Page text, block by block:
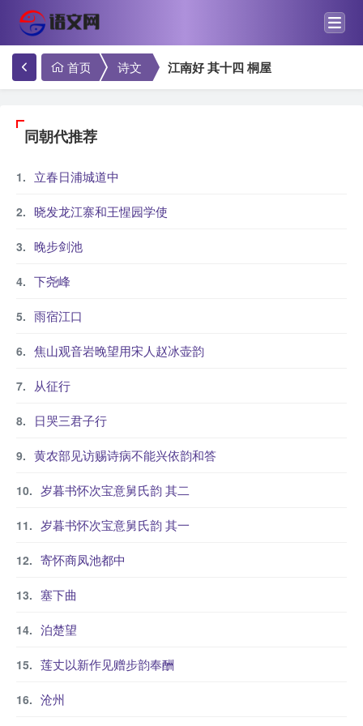
首页 诗文 江南好 其十四 桐屋
同朝代推荐
立春日浦城道中
晓发龙江寨和王惺园学使
晚步剑池
下尧峰
雨宿江口
焦山观音岩晚望用宋人赵冰壶韵
从征行
日哭三君子行
黄农部见访赐诗病不能兴依韵和答
岁暮书怀次宝意舅氏韵 其二
岁暮书怀次宝意舅氏韵 其一
寄怀商凤池都中
塞下曲
泊楚望
莲丈以新作见赠步韵奉酬
沧州